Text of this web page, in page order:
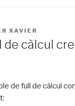
XAVIER
de càlcul
de full de càlcul